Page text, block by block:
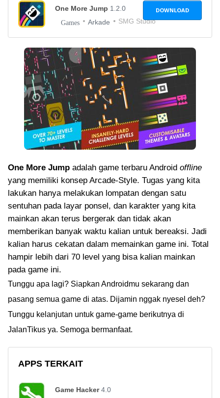
One More Jump 1.2.0
Games Arkade SMG Studio
DOWNLOAD
One More Jump adalah game terbaru Android offline
yang memiliki konsep Arcade-Style. Tugas yang kita
lakukan hanya melakukan lompatan dengan satu
sentuhan pada layar ponsel, dan karakter yang kita
mainkan akan terus bergerak dan tidak akan
memberikan banyak waktu kalian untuk bereaksi. Jadi
kalian harus cekatan dalam memainkan game ini. Total
hampir lebih dari 70 level yang bisa kalian mainkan
pada game ini.
Tunggu apa lagi? Siapkan Androidmu sekarang dan
pasang semua game di atas. Dijamin nggak nyesel deh?
Tunggu kelanjutan untuk game-game berikutnya di
JalanTikus ya. Semoga bermanfaat.
APPS TERKAIT
Game Hacker4.0